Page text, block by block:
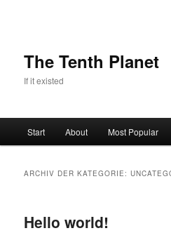
The Tenth Planet
If it existed
Start About Most Popular
ARCHIV DER KATEGORIE:
Hello world!